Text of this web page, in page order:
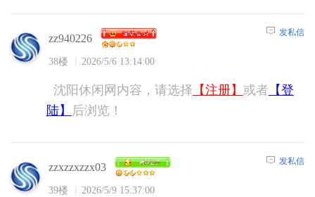
zz940226
38楼 2026/5/6 13:14:00
发私信
沈阳休闲网内容，请选择 【注册】 或者 【登
陆】
后浏览！
zzxzzxzzx03
39楼 2026/5/9 15:37:00
发私信